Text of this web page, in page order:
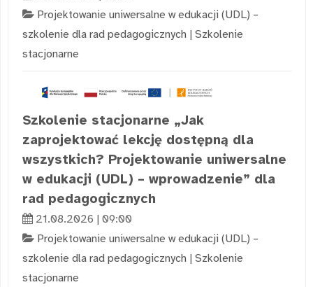
Projektowanie uniwersalne w edukacji (UDL) –
szkolenie dla rad pedagogicznych | Szkolenie
stacjonarne
Szkolenie stacjonarne „Jak
zaprojektować lekcję dostępną dla
wszystkich? Projektowanie uniwersalne
w edukacji (UDL) – wprowadzenie” dla
rad pedagogicznych
21.08.2026 | 09:00
Projektowanie uniwersalne w edukacji (UDL) –
szkolenie dla rad pedagogicznych | Szkolenie
stacjonarne